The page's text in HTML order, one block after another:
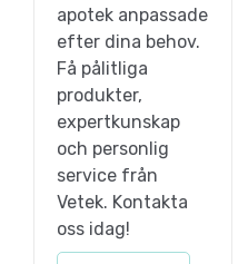
apotek anpassade
efter dina behov.
Få pålitliga
produkter,
expertkunskap
och personlig
service från
Vetek. Kontakta
oss idag!